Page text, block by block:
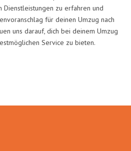
Dienstleistungen zu erfahren und
für deinen Umzug nach
uns darauf, dich bei deinem Umzug
Service zu bieten.